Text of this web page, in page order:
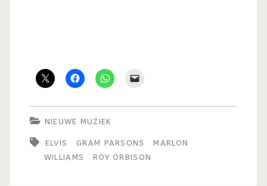
NIEUWE MUZIEK
ELVIS GRAM PARSONS
MARLON
WILLIAMS
ROY ORBISON